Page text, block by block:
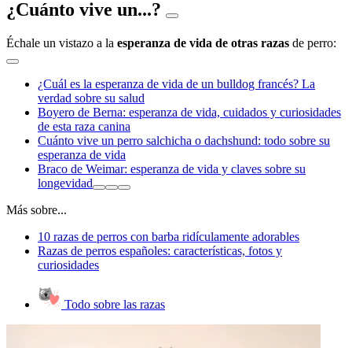
¿Cuánto vive un...?
Échale un vistazo a la esperanza de vida de otras razas de perro:
¿Cuál es la esperanza de vida de un bulldog francés? La
verdad sobre su salud
Boyero de Berna: esperanza de vida, cuidados y curiosidades
de esta raza canina
Cuánto vive un perro salchicha o dachshund: todo sobre su
esperanza de vida
Braco de Weimar: esperanza de vida y claves sobre su
longevidad
Más sobre...
10 razas de perros con barba ridículamente adorables
Razas de perros españoles: características, fotos y
curiosidades
Todo sobre las razas